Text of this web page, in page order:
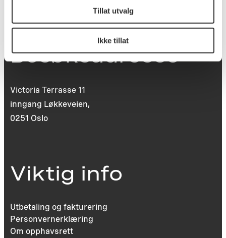
Tillat utvalg
Ikke tillat
Besøksadresse
Victoria Terrasse 11
inngang Løkkeveien,
0251 Oslo
Viktig info
Utbetaling og fakturering
Personvernerklæring
Om opphavsrett